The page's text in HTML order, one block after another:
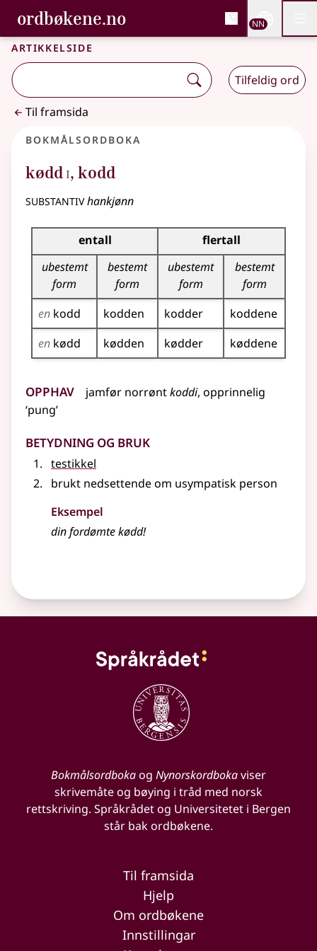
Gå til hovudinnhald
Tilgjenge
ordbøkene.no, Bokmålsordboka og
Bokmålsordboka og Nynorskordboka
NN
Artikkelside
Tilfeldig ord
Til framsida
Bokmålsordboka
kødd 1
I, kodd
substantivhankjønn
Bøyingstabell for dette substantivet
entall
flertall
ubestemt
form
bestemt
form
ubestemt
form
bestemt
form
en kodd kodden kodder
koddene
en kødd kødden kødder køddene
Opphav jamfør norrøntkoddi, opprinnelig
‘pung’
Betydning og bruk
testikkel
brukt nedsettendeom usympatisk person
Eksempel
din fordømtekødd!
Bokmålsordbokaog Nynorskordbokaviser
skrivemåte og bøying i tråd med norsk
rettskriving. Språkrådet og Universitetet i Bergen
står bak ordbøkene.
Til framsida
Hjelp
Om ordbøkene
Innstillingar